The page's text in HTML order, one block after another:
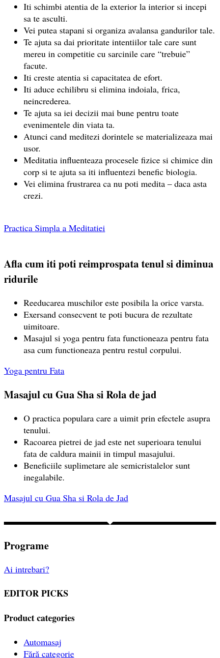
Iti schimbi atentia de la exterior la interior si incepi
sa te asculti.
Vei putea stapani si organiza avalansa gandurilor tale.
Te ajuta sa dai prioritate intentiilor tale care sunt
mereu in competitie cu sarcinile care “trebuie”
facute.
Iti creste atentia si capacitatea de efort.
Iti aduce echilibru si elimina indoiala, frica,
neincrederea.
Te ajuta sa iei decizii mai bune pentru toate
evenimentele din viata ta.
Atunci cand meditezi dorintele se materializeaza mai
usor.
Meditatia influenteaza procesele fizice si chimice din
corp si te ajuta sa iti influentezi benefic biologia.
Vei elimina frustrarea ca nu poti medita – daca asta
crezi.
Practica Simpla a Meditatiei
Afla cum iti poti reimprospata tenul si diminua
ridurile
Reeducarea muschilor este posibila la orice varsta.
Exersand consecvent te poti bucura de rezultate
uimitoare.
Masajul si yoga pentru fata functioneaza pentru fata
asa cum functioneaza pentru restul corpului.
Yoga pentru Fata
Masajul cu Gua Sha si Rola de jad
O practica populara care a uimit prin efectele asupra
tenului.
Racoarea pietrei de jad este net superioara tenului
fata de caldura mainii in timpul masajului.
Beneficiile suplimetare ale semicristalelor sunt
inegalabile.
Masajul cu Gua Sha si Rola de Jad
Programe
Ai intrebari?
EDITOR PICKS
Product categories
Automasaj
Fără categorie